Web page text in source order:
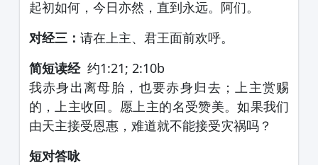
起初如何，今日亦然，直到永远。阿们。
对经三： 请在上主、君王面前欢呼。
简短读经 约1:21; 2:10b
我赤身出离母胎，也要赤身归去；上主赏赐
的，上主收回。愿上主的名受赞美。如果我们
由天主接受恩惠，难道就不能接受灾祸吗？
短对答咏